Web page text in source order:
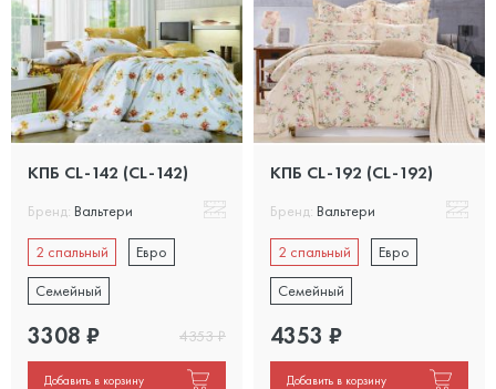
КПБ CL-142 (CL-142)
Бренд: Вальтери
2 спальный
Евро
Семейный
3308 ₽ 4353₽
Добавить в корзину
КПБ CL-192 (CL-192)
Бренд: Вальтери
2 спальный
Евро
Семейный
4353 ₽
Добавить в корзину